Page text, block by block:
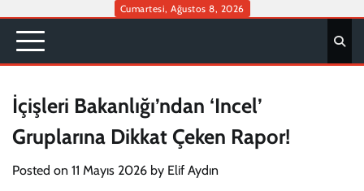
content
Cumartesi, Ağustos 8, 2026
İçişleri Bakanlığı’ndan ‘Incel’
Gruplarına Dikkat Çeken Rapor!
Posted on 11 Mayıs 2026 by Elif Aydın